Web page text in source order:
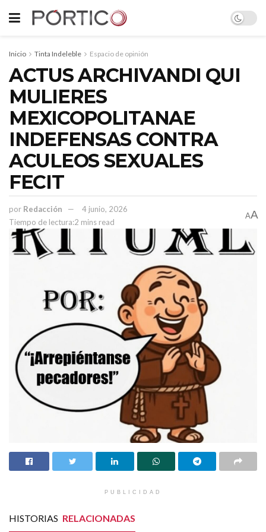
Inicio Tinta Indeleble Espacio de opinión
ACTUS ARCHIVANDI QUI
MULIERES
MEXICOPOLITANAE
INDEFENSAS CONTRA
ACULEOS SEXUALES
FECIT
por Redacción
4 junio, 2026
Tiempo de lectura:2 mins read
AA
PUBLICIDAD
HISTORIAS RELACIONADAS